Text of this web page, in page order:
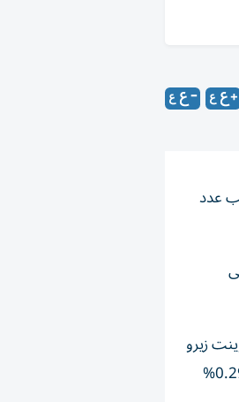
عدد
بنسبة 1.49% إلى
درهم، ومجموعة تو بوينت زيرو
1% إلى 2.02 درهم، وأدنوك للتوزيع 0.24% إلى 4.08 درهم، فيما هبط سهم الدار العقارية 2.37% إلى 7.80 درهم، وأدنوك للغاز 0.29%